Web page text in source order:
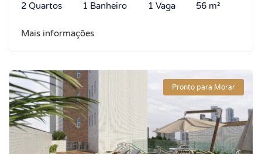
2 Quartos 1 Banheiro 1 Vaga 56 m²
Mais informações
Pronto para Morar